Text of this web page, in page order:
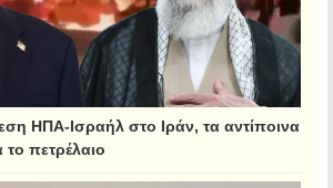
ΗΠΑ-Ισραήλ στο Ιράν, τα αντίποινα
το πετρέλαιο